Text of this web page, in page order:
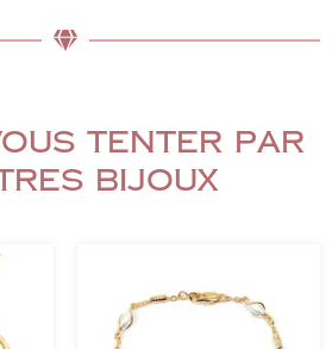
tenter par
bijoux